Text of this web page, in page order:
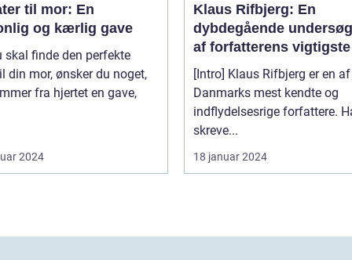
til mor: En
og kærlig gave
skal finde den perfekte
din mor, ønsker du noget,
fra hjertet en gave,
2024
Klaus Rifbjerg: En
dybdegående
af forfatterens vigtigste
bøger
[Intro] Klaus Rifbjerg er en af
Danmarks mest kendte og
indflydelsesrige forfattere.
skreve...
18 januar 2024